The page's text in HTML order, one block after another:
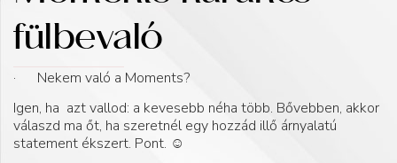
fülbevaló
· Nekem való a Moments?
Igen, ha azt vallod: a kevesebb néha több. Bővebben, akkor
válaszd ma őt, ha szeretnél egy hozzád illő árnyalatú
statement ékszert. Pont. ☺️